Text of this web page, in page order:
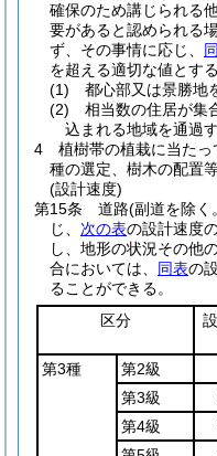
確保のため講じられる
要があると認められる場
ず、その事情に応じ、
を超える適切な値とす
(1)
都心部又は景勝地
(2)
相当数の住居が集
込まれる地域を通過
4
植樹帯の植栽に当た
種の選定、樹木の配置
(設計速度)
第15条
道路(副道を除く
じ、 次の表の設計速度
し、地形の状況その他
合においては、 同表の
ることができる。
区分
第3種
第2級
第3級
第4級